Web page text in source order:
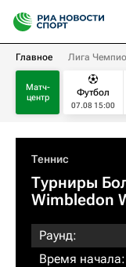
Главное Лига
Матч-
центр
Футбол
07.08 15:00
Теннис
Турниры
Wimbledon
Раунд:
Время начала: